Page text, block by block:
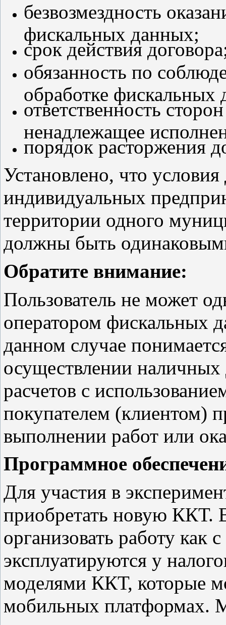
безвозмездность
фискальных данных;
срок действия
обязанность по
обработке фискальных
ответственность
ненадлежащее
порядок расторжения
Установлено, что
индивидуальных
территории одного
должны быть
Обратите внимание:
Пользователь не может
оператором фискальных
данном случае
осуществлении
расчетов с
покупателем (клиентом)
выполнении работ или
Программное
Для участия в
приобретать новую ККТ.
организовать работу
эксплуатируются у
моделями ККТ, которые
мобильных платформах.